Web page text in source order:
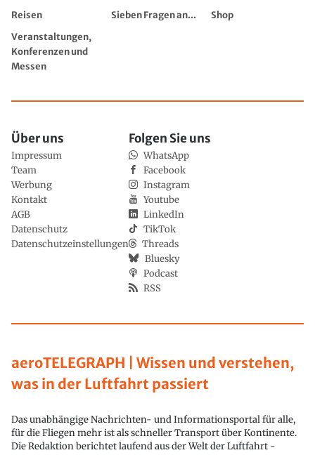
Reisen
Sieben Fragen an...
Shop
Veranstaltungen,
Konferenzen und
Messen
aeroTELEGRAPH | Wissen und verstehen,
was in der Luftfahrt passiert
Das unabhängige Nachrichten- und Informationsportal für alle,
für die Fliegen mehr ist als schneller Transport über Kontinente.
Die Redaktion berichtet laufend aus der Welt der Luftfahrt -
Über uns
Impressum
Team
Werbung
Kontakt
AGB
Datenschutz
Datenschutzeinstellungen
Folgen Sie uns
WhatsApp
Facebook
Instagram
Youtube
LinkedIn
TikTok
Threads
Bluesky
Podcast
RSS